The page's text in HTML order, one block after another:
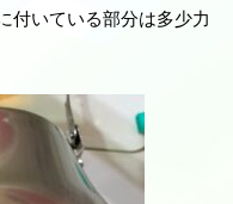
付いている部分は多少力